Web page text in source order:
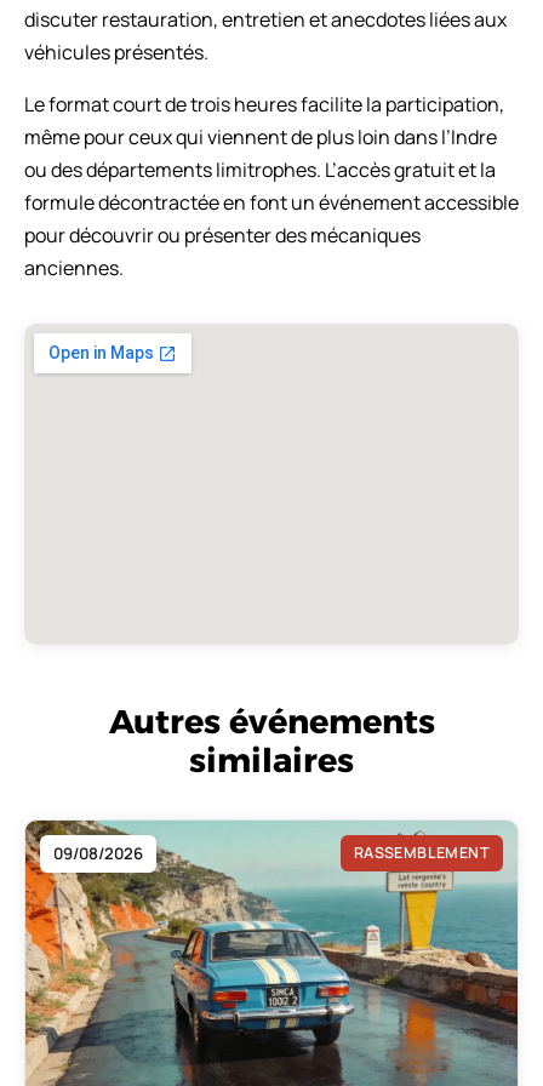
discuter restauration, entretien et anecdotes liées aux
véhicules présentés.
Le format court de trois heures facilite la participation,
même pour ceux qui viennent de plus loin dans l’Indre
ou des départements limitrophes. L’accès gratuit et la
formule décontractée en font un événement accessible
pour découvrir ou présenter des mécaniques
anciennes.
Autres événements
similaires
09/08/2026 RASSEMBLEMENT